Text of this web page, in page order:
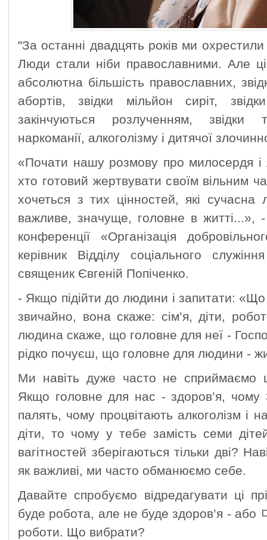
"За останні двадцять років ми
Люди стали ніби православними. Але
абсолютна більшість православних,
абортів, звідки мільйон сиріт,
закінчуються розлученням, звідки
наркоманії, алкоголізму і дитячої
«Почати нашу розмову про милосердя
хто готовий жертвувати своїм вільним
хочеться з тих цінностей, які
важливе, значуще, головне в житті...»,
конференції «Організація
керівник Відділу соціального
священик Євгеній Попіченко.
- Якщо підійти до людини і запитати:
звичайно, вона скаже: сім’я, діти,
людина скаже, що головне для неї -
рідко почуєш, що головне для людини -
Ми навіть дуже часто не сприймаємо
Якщо головне для нас - здоров’я, чому
палять, чому процвітають алкоголізм і
діти, то чому у тебе замість семи
вагітностей зберігаються тільки дві?
як важливі, ми часто обманюємо себе.
Давайте спробуємо відредагувати ці
буде робота, але не буде здоров’я - або
роботи. Що вибрати?